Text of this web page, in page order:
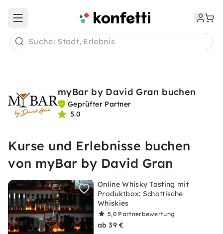
Open main menu
Suche: Stadt, Erlebnis
myBar by David Gran buchen
Geprüfter Partner
5.0
Kurse und Erlebnisse buchen
von myBar by David Gran
Online Whisky Tasting mit
Produktbox: Schottische
Whiskies
5,0 Partnerbewertung
ab 39 €